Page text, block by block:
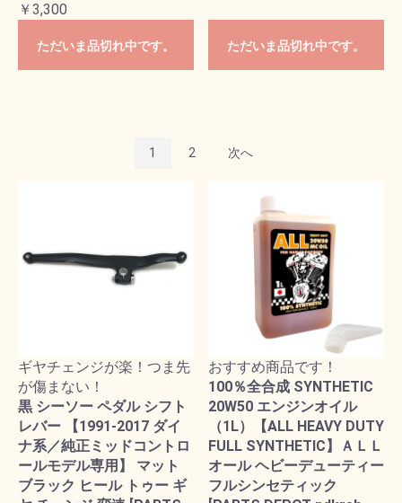
￥3,300
ただいま品切れ中です。 ただいま品切れ中です。
1 2 次へ
ギヤチェンジが楽！つま先
が傷まない！
黒 シーソー ペダル シフト
レバー 【1991-2017 ダイ
ナ系／純正ミッドコントロ
ールモデル専用】 マット
ブラック ヒール トゥー ギ
おすすめ商品です！
100％全合成 SYNTHETIC
20W50 エンジンオイル
（1L）【ALL HEAVY DUTY
FULL SYNTHETIC】ＡＬＬ
オール ヘビーデューティー
フルシンセティック